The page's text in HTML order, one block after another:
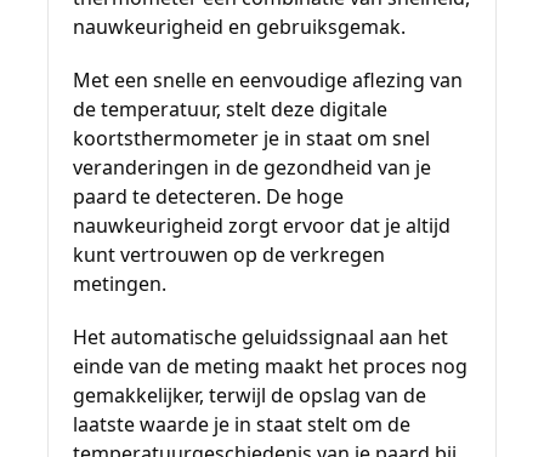
nauwkeurigheid en gebruiksgemak.
Met een snelle en eenvoudige aflezing van
de temperatuur, stelt deze digitale
koortsthermometer je in staat om snel
veranderingen in de gezondheid van je
paard te detecteren. De hoge
nauwkeurigheid zorgt ervoor dat je altijd
kunt vertrouwen op de verkregen
metingen.
Het automatische geluidssignaal aan het
einde van de meting maakt het proces nog
gemakkelijker, terwijl de opslag van de
laatste waarde je in staat stelt om de